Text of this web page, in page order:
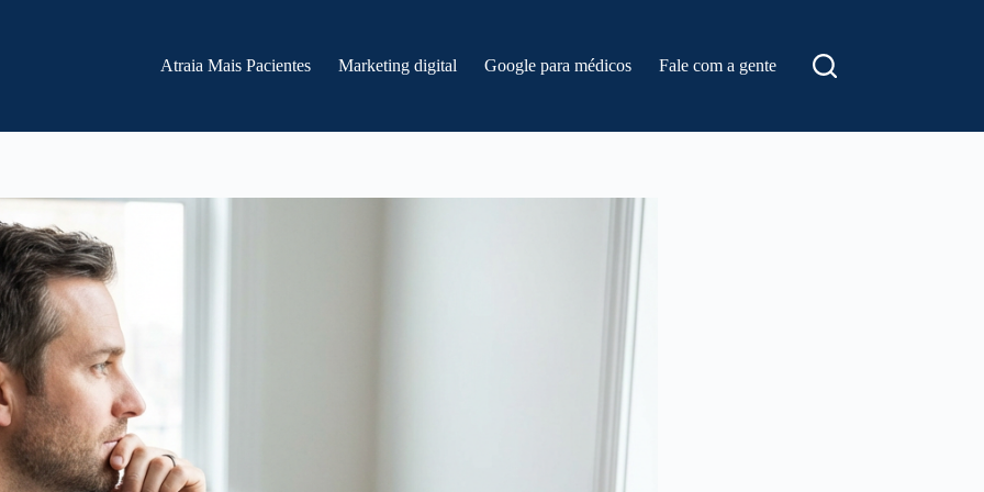
Atraia Mais Pacientes Marketing digital Google para médicos Fale com a gente